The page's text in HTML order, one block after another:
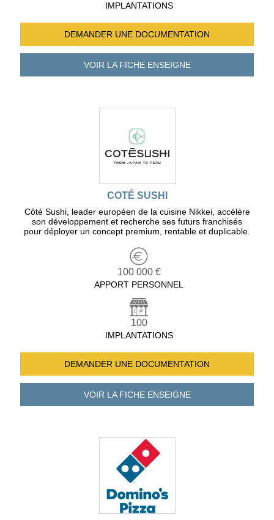
IMPLANTATIONS
DEMANDER UNE DOCUMENTATION
VOIR LA FICHEENSEIGNE
COTÉ SUSHI
Côté Sushi, leader européen de la cuisine Nikkei, accélère
son développement et recherche ses futurs franchisés
pour déployer un concept premium, rentable et duplicable.
100 000 €
APPORT PERSONNEL
100
IMPLANTATIONS
DEMANDER UNE DOCUMENTATION
VOIR LA FICHEENSEIGNE